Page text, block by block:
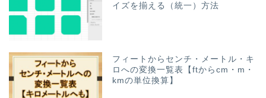
イズを揃える（統一）方法
フィートからセンチ・メートル・キ
ロへの変換一覧表【ftからcm・m・
kmの単位換算】